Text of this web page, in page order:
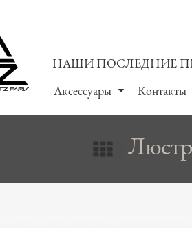
НАШИ ПОСЛЕДНИЕ
Аксессуары
Контакты